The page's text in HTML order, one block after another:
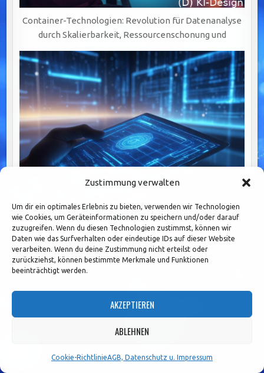
Zustimmung verwalten
Um dir ein optimales Erlebnis zu bieten, verwenden wir Technologien
wie Cookies, um Geräteinformationen zu speichern und/oder darauf
zuzugreifen. Wenn du diesen Technologien zustimmst, können wir
Daten wie das Surfverhalten oder eindeutige IDs auf dieser Website
verarbeiten. Wenn du deine Zustimmung nicht erteilst oder
zurückziehst, können bestimmte Merkmale und Funktionen
beeinträchtigt werden.
AKZEPTIEREN
ABLEHNEN
Cookie-RichtlinieAGB, Datenschutz u. Impressum
Container-Technologien: Revolution für Datenanalyse
durch Skalierbarkeit, Ressourcenschonung und
Effiziente Prozessdokumentation: Schlüssel zu
Transparenz, Verantwortung und nachhaltigem
Seitennummerierung
der
… 36 Older posts →